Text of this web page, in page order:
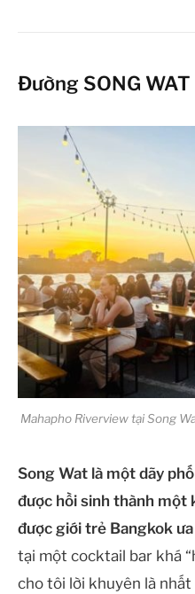
Đường SONG WAT
Mahapho Riverview tại Song
Song Wat là một dãy
được hồi sinh thành
được giới trẻ Bangkok
tại một cocktail bar khá
cho tôi lời khuyên là nhất